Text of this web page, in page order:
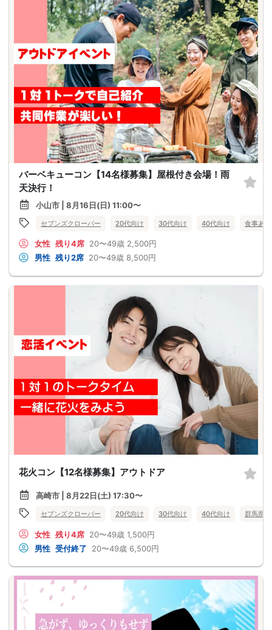
バーベキューコン【14名様募集】屋根付き会場！雨
天決行！
小山市 | 8月16日(日) 11:00〜
セブンズクローバー 20代向け 30代向け 40代向け 食事あり
女性 残り4席 20〜49歳 2,500円
男性 残り2席 20〜49歳 8,500円
花火コン【12名様募集】アウトドア
高崎市 | 8月22日(土) 17:30〜
セブンズクローバー 20代向け 30代向け 40代向け 群馬県
女性 残り4席 20〜49歳 1,500円
男性 受付終了 20〜49歳 6,500円